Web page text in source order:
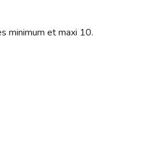
minimum et maxi 10.